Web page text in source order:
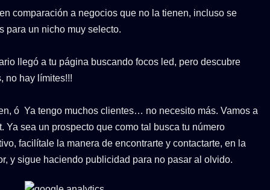
comparación a negocios que no la tienen, incluso se
para un nicho muy selecto.
llegó a tu página buscando focos led, pero descubre
no hay límites!!!
ó Ya tengo muchos clientes… no necesito más. Vamos a
sea un prospecto que como tal busca tu número
facilítale la manera de encontrarte y contactarte, en la
y sigue haciendo publicidad para no pasar al olvido.